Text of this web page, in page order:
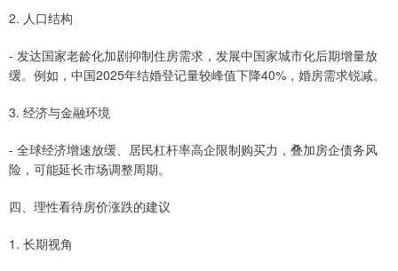
2. 人口结构
- 发达国家老龄化加剧抑制住房需求，发展中国家城市化后期增量放
缓。例如，中国2025年结婚登记量较峰值下降40%，婚房需求锐减。
3. 经济与金融环境
- 全球经济增速放缓、居民杠杆率高企限制购买力，叠加房企债务风
险，可能延长市场调整周期。
四、理性看待房价涨跌的建议
1. 长期视角